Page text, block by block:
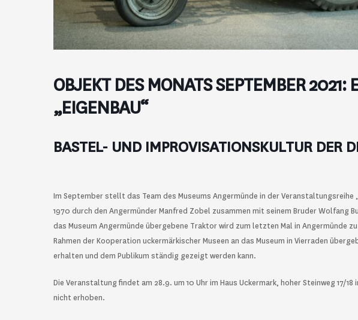
OBJEKT DES MONATS SEPTEMBER 2021:
„EIGENBAU“
BASTEL- UND IMPROVISATIONSKULTUR DER
Im September stellt das Team des Museums Angermünde in der
1970 durch den Angermünder Manfred Zobel zusammen mit seinem Bruder Wolfang
das Museum Angermünde übergebene Traktor wird zum letzten Mal in Angermünde
Rahmen der Kooperation uckermärkischer Museen an das Museum in Vierraden
erhalten und dem Publikum ständig gezeigt werden kann.
Die Veranstaltung findet am 28.9. um 10 Uhr im Haus Uckermark, hoher Steinweg 17/
nicht erhoben.